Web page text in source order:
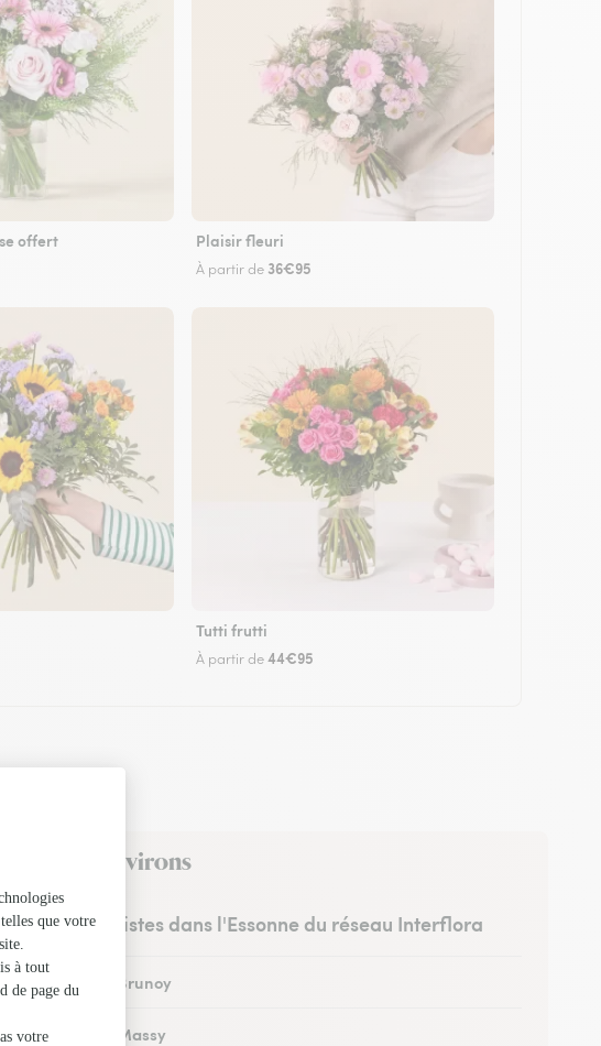
offert Plaisir fleuri
À partir de 36€95
Tutti frutti
À partir de44€95
ses environs
Les fleuristes dans l'Essonne du réseau Interflora
Fleuristes à Brunoy
Fleuristes à Massy